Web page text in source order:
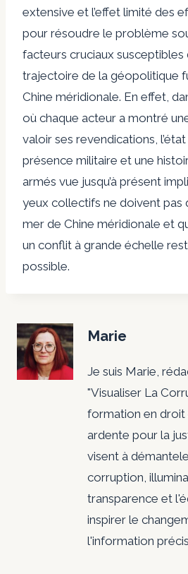
extensive et l’effet limité des
pour résoudre le problème
facteurs cruciaux
trajectoire de la géopolitique
Chine méridionale. En effet,
où chaque acteur a montré
valoir ses revendications,
présence militaire et une
armés vue jusqu’à présent
yeux collectifs ne doivent pas
mer de Chine méridionale et
un conflit à grande échelle
possible.
Marie
Je suis Marie,
"Visualiser La
formation en droit
ardente pour la
visent à
corruption,
transparence et
inspirer le
l'information